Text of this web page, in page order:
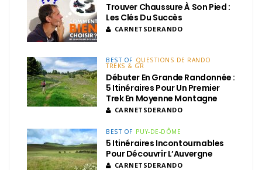
Trouver Chaussure À Son Pied :
Les Clés Du Succès
CARNETSDERANDO
BEST OF QUESTIONS DE RANDO
TREKS & GR
Débuter En Grande Randonnée :
5 Itinéraires Pour Un Premier
Trek En Moyenne Montagne
CARNETSDERANDO
BEST OF PUY-DE-DÔME
5 Itinéraires Incontournables
Pour Découvrir L’Auvergne
CARNETSDERANDO